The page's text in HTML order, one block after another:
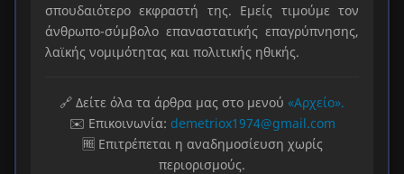
σπουδαιότερο εκφραστή της. Εμείς τιμούμε τον
άνθρωπο-σύμβολο επαναστατικής επαγρύπνησης,
λαϊκής νομιμότητας και πολιτικής ηθικής.
🔗 Δείτε όλα τα άρθρα μας στο μενού «Αρχείο».
✉️ Επικοινωνία: demetriox1974@gmail.com
🆓 Επιτρέπεται η αναδημοσίευση χωρίς
περιορισμούς.